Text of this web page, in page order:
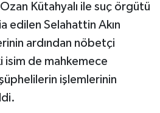
Kütahyalı ile suç örgütü
edilen Selahattin Akın
ardından nöbetçi
isim de mahkemece
işlemlerinin